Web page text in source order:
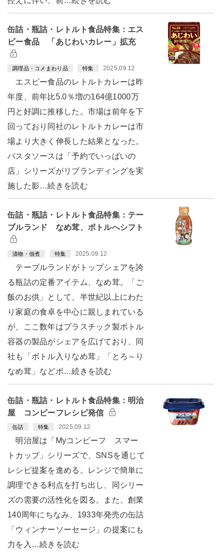
缶詰・瓶詰・レトルト食品特集：エス
ビー食品 「あじわいカレー」拡充
調理品・コメまわり品 特集 2025.09.12
エスビー食品のレトルトカレーは昨
年度、前年比5.0％増の164億1000万
円と好調に推移した。市場は前年を下
回っており同社のレトルトカレーは市
場より大きく伸長した結果となった。
パスタソースは「予約でいっぱいの
店」シリーズがリブランディングを実
施した影…続きを読む
缶詰・瓶詰・レトルト食品特集：テー
ブルランド なめ茸、ボトルへシフト
漬物・佃煮 特集 2025.09.12
テーブルランドがトップシェアを誇
る瓶詰の定番アイテム、なめ茸。「ご
飯のお供」として、半世紀以上にわた
り家庭の食卓を中心に親しまれている
が、ここ数年はプラスチック製ボトル
容器の製品がシェアを広げており、同
社も「ボトル入りなめ茸」「とろ～り
なめ茸」などボ…続きを読む
缶詰・瓶詰・レトルト食品特集：明治
屋 コンビーフレシピ発信
缶詰 特集 2025.09.12
明治屋は「Myコンビーフ スマー
トカップ」シリーズで、SNSを通じて
レシピ提案を進める。レンジで簡単に
調理できる利点を打ち出し、同シリー
ズの需要の活性化を図る。また、創業
140周年にちなみ、1933年発売の缶詰
「ウィンナーソーセージ」の提案にも
力を入…続きを読む